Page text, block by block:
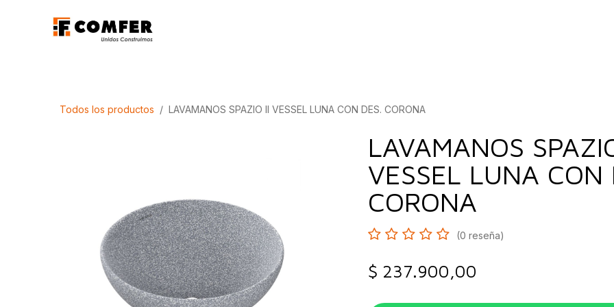
Todos los productos LAVAMANOS SPAZIO II VESSEL LUNA CON DES. CORONA
LAVAMANOS
VESSEL LUNA CON
CORONA
(0 reseña)
$ 237.900,00